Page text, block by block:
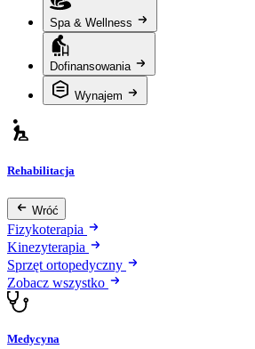
Spa & Wellness
Dofinansowania
Wynajem
Rehabilitacja
Wróć
Fizykoterapia
Kinezyterapia
Sprzęt ortopedyczny
Zobacz wszystko
Medycyna